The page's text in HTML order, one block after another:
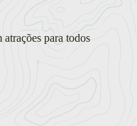
para todos